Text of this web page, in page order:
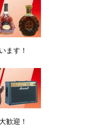
ます！
大歓迎！